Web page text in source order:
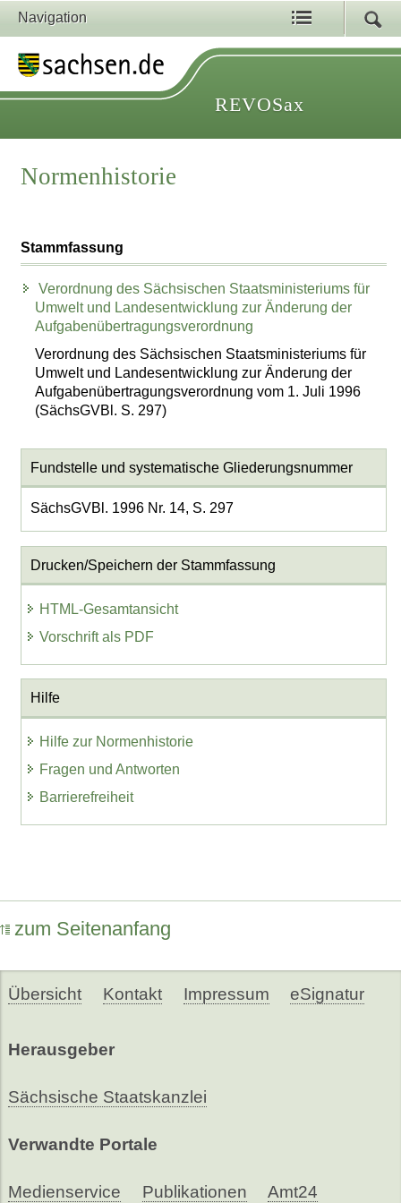
Navigation
REVOSax
Normenhistorie
Stammfassung
Verordnung des Sächsischen Staatsministeriums für
Umwelt und Landesentwicklung zur Änderung der
Aufgabenübertragungsverordnung
Verordnung des Sächsischen Staatsministeriums für
Umwelt und Landesentwicklung zur Änderung der
Aufgabenübertragungsverordnung vom 1. Juli 1996
(SächsGVBl. S. 297)
Fundstelle und systematische Gliederungsnummer
SächsGVBl. 1996 Nr. 14, S. 297
Drucken/Speichern der Stammfassung
HTML-Gesamtansicht
Vorschrift als PDF
Hilfe
Hilfe zur Normenhistorie
Fragen und Antworten
Barrierefreiheit
zum Seitenanfang
Übersicht Kontakt Impressum eSignatur
Herausgeber
Sächsische Staatskanzlei
Verwandte Portale
Medienservice Publikationen Amt24